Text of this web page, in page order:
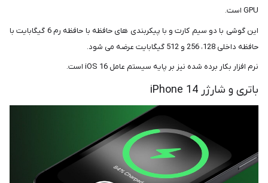
GPU است.
این گوشی با دو سیم کارت و با پیکربندی های حافظه با حافظه رم 6 گیگابایت با
حافظه داخلی 128، 256 و 512 گیگابایت عرضه می شود.
نرم افزار بکار برده شده نیز بر پایه سیستم عامل iOS 16 است.
باتری و شارژر iPhone 14